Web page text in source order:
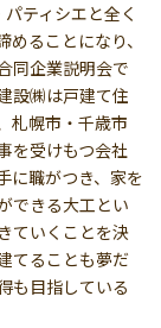
ティシエと全く
ることになり、
同企業説明会で
設㈱は戸建て住
札幌市・千歳市
を受けもつ会社
に職がつき、家を
できる大工とい
ていくことを決
てることも夢だ
も目指している